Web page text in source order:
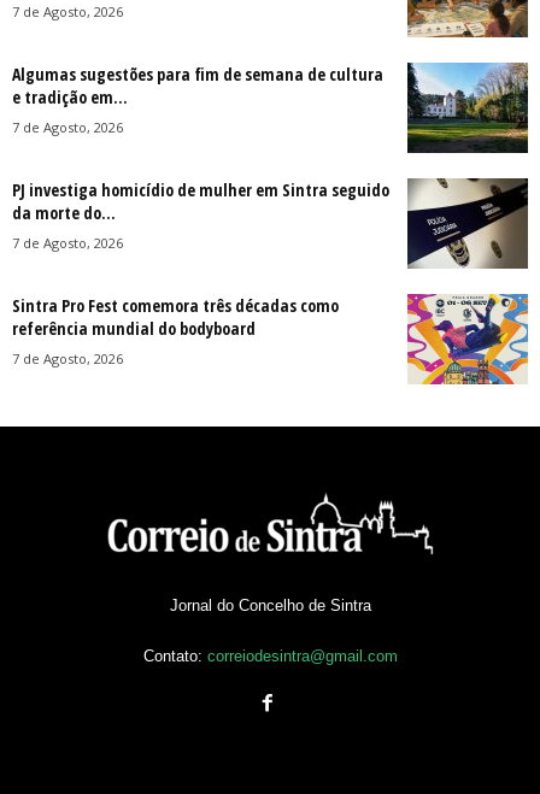
7 de Agosto, 2026
Algumas sugestões para fim de semana de cultura
e tradição em...
7 de Agosto, 2026
PJ investiga homicídio de mulher em Sintra seguido
da morte do...
7 de Agosto, 2026
Sintra Pro Fest comemora três décadas como
referência mundial do bodyboard
7 de Agosto, 2026
Jornal do Concelho de Sintra
Contato: correiodesintra@gmail.com